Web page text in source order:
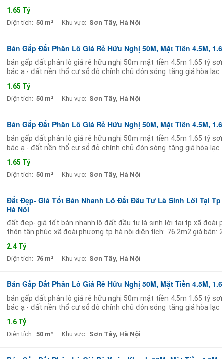
1.65 Tỷ
Diện tích: 50 m² Khu vực: Sơn Tây, Hà Nội
Bán Gấp Đất Phân Lô Giá Rẻ Hữu Nghị 50M, Mặt Tiền 4.5M,
bán gấp đất phân lô giá rẻ hữu nghị 50m mặt tiền 4.5m 1.65 tỷ
bác ạ - đất nền thổ cư sổ đỏ chính chủ đón sóng tăng giá hòa
1.65 Tỷ
Diện tích: 50 m² Khu vực: Sơn Tây, Hà Nội
Bán Gấp Đất Phân Lô Giá Rẻ Hữu Nghị 50M, Mặt Tiền 4.5M,
bán gấp đất phân lô giá rẻ hữu nghị 50m mặt tiền 4.5m 1.65 tỷ
bác ạ - đất nền thổ cư sổ đỏ chính chủ đón sóng tăng giá hòa
1.65 Tỷ
Diện tích: 50 m² Khu vực: Sơn Tây, Hà Nội
Đất Đẹp- Giá Tốt Bán Nhanh Lô Đất Đầu Tư Là Sinh Lời Tại
Hà Nội
đất đẹp- giá tốt bán nhanh lô đất đầu tư là sinh lời tại tp xã đoài
thôn tân phúc xã đoài phương tp hà nội diện tích: 76 2m2 giá bán:
2.4 Tỷ
Diện tích: 76 m² Khu vực: Sơn Tây, Hà Nội
Bán Gấp Đất Phân Lô Giá Rẻ Hữu Nghị 50M, Mặt Tiền 4.5M,
bán gấp đất phân lô giá rẻ hữu nghị 50m mặt tiền 4.5m 1.65 tỷ
bác ạ - đất nền thổ cư sổ đỏ chính chủ đón sóng tăng giá hòa
1.6 Tỷ
Diện tích: 50 m² Khu vực: Sơn Tây, Hà Nội